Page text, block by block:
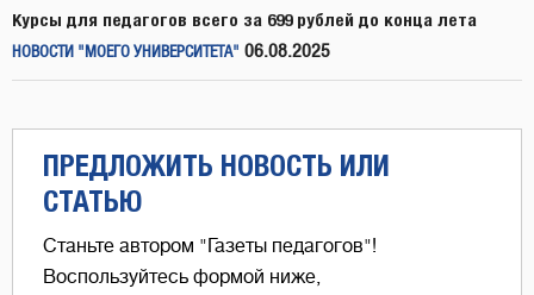
Курсы для педагогов всего за 699 рублей до конца лета
НОВОСТИ "МОЕГО УНИВЕРСИТЕТА" 06.08.2025
ПРЕДЛОЖИТЬ НОВОСТЬ ИЛИ
СТАТЬЮ
Станьте автором "Газеты педагогов"!
Воспользуйтесь формой ниже,